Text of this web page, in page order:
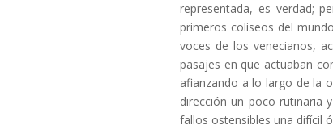
representada, es verdad;
primeros coliseos del
voces de los venecianos,
pasajes en que actuaban
afianzando a lo largo de la
dirección un poco rutinaria
fallos ostensibles una difícil